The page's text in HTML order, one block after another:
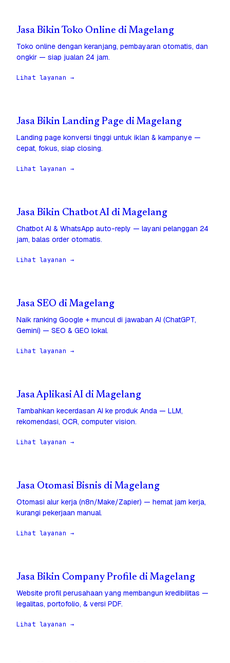
Jasa Bikin Toko Online di Magelang
Toko online dengan keranjang, pembayaran otomatis, dan
ongkir — siap jualan 24 jam.
Lihat layanan →
Jasa Bikin Landing Page di Magelang
Landing page konversi tinggi untuk iklan & kampanye —
cepat, fokus, siap closing.
Lihat layanan →
Jasa Bikin Chatbot AI di Magelang
Chatbot AI & WhatsApp auto-reply — layani pelanggan 24
jam, balas order otomatis.
Lihat layanan →
Jasa SEO di Magelang
Naik ranking Google + muncul di jawaban AI (ChatGPT,
Gemini) — SEO & GEO lokal.
Lihat layanan →
Jasa Aplikasi AI di Magelang
Tambahkan kecerdasan AI ke produk Anda — LLM,
rekomendasi, OCR, computer vision.
Lihat layanan →
Jasa Otomasi Bisnis di Magelang
Otomasi alur kerja (n8n/Make/Zapier) — hemat jam kerja,
kurangi pekerjaan manual.
Lihat layanan →
Jasa Bikin Company Profile di Magelang
Website profil perusahaan yang membangun kredibilitas —
legalitas, portofolio, & versi PDF.
Lihat layanan →